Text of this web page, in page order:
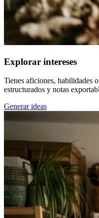
Explorar intereses
Tienes aficiones, habilidades
estructurados y notas
Generar ideas